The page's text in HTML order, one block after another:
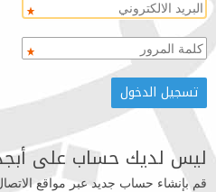
ليس لديك حساب على
قم بإنشاء حساب جديد عبر مواقع الاتصال